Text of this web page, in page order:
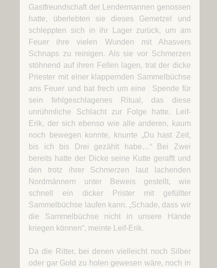
Gastfreundschaft der Lendermannen genossen
hatte, überlebten sie dieses Gemetzel und
schleppten sich in ihr Lager zurück, um am
Feuer ihre vielen Wunden mit Ahasvers
Schnaps zu reinigen. Als sie vor Schmerzen
stöhnend auf ihren Fellen lagen, trat der dicke
Priester mit einer klappernden Sammelbüchse
ans Feuer und bat frech um eine Spende für
sein fehlgeschlagenes Ritual, das diese
unrühmliche Schlacht zur Folge hatte. Leif-
Erik, der sich ebenso wie alle anderen, kaum
noch bewegen konnte, knurrte „Du hast Zeit,
bis ich bis Drei gezählt habe…“ Bei Zwei
bereits hatte der Dicke seine Kutte gerafft und
den trotz ihrer Schmerzen laut lachenden
Nordmännern unter Beweis gestellt, wie
schnell ein dicker Prister mit gefüllter
Sammelbüchse laufen kann. „Schade, dass wir
die Sammelbüchse nicht in unsere Hände
kriegen können“, meinte Leif-Erik.
Da die Ritter, bei denen vielleicht noch Silber
oder gar Gold zu holen gewesen wäre, noch in